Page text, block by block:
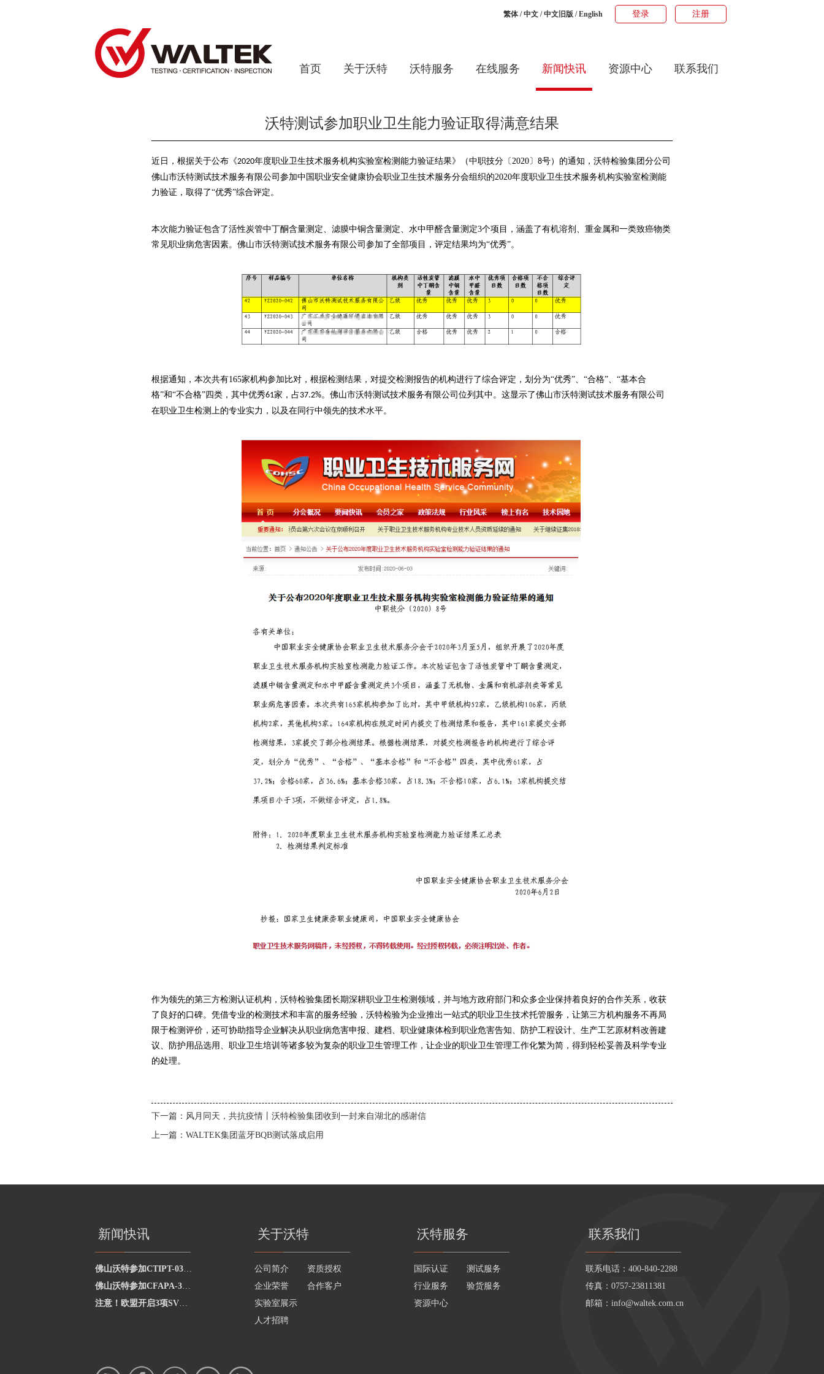
登录 注册
繁体/中文/中文旧版/English
首页 关于沃特 沃特服务 在线服务 新闻快讯 资源中心 联系我们
沃特测试参加职业卫生能力验证取得满意结果
近日，根据关于公布 《2020年度职业卫生技术服务机构实验室检测能力验证结果》（中职技分〔2020〕 8号） 的通知 ，沃特检验集团分公司
佛山市沃特测试技术服务有限公司参加中国职业安全健康协会职业卫生技术服务分会组织的2020年度职业卫生技术服务机构实验室检测能
力验证，取得了“优秀”综合评定。
本次能力验证包含了活性炭管中丁酮含量测定、滤膜中铜含量测定、水中甲醛含量测定3个项目，涵盖了有机溶剂、重金属和一类致癌物类
常见职业病危害因素。佛山市沃特测试技术服务有限公司参加了全部项目，评定结果均为“优秀”。
根据通知，本次共有165家机构参加比对，根据检测结果，对提交检测报告的机构进行了综合评定，划分为“优秀”、“合格”、“基本合
格”和“不合格”四类，其中优秀61家，占37.2%。佛山市沃特测试技术服务有限公司位列其中。这显示了佛山市沃特测试技术服务有限公司
在职业卫生检测上的专业实力，以及在同行中领先的技术水平。
作为领先的第三方检测认证机构，沃特检验集团长期深耕职业卫生检测领域，并与地方政府部门和众多企业保持着良好的合作关系，收获
了良好的口碑。凭借专业的检测技术和丰富的服务经验，沃特检验为企业推出一站式的职业卫生技术托管服务，让第三方机构服务不再局
限于检测评价，还可协助指导企业解决从职业病危害申报、建档、职业健康体检到职业危害告知、防护工程设计、生产工艺原材料改善建
议、防护用品选用、职业卫生培训等诸多较为复杂的职业卫生管理工作，让企业的职业卫生管理工作化繁为简，得到轻松妥善及科学专业
的处理。
下一篇： 风月同天，共抗疫情丨沃特检验集团收到一封来自湖北的感谢信
上一篇： WALTEK集团蓝牙BQB测试落成启用
新闻快讯
佛山沃特参加CTIPT-0325002水中总大肠菌群的测定能力验证 获“满意”结果
佛山沃特参加CFAPA-3110食品包装用原纸中铅的测定能力验证计划 获“满意”结果
注意！欧盟开启3项SVHC物质的公众评议
关于沃特
公司简介
资质授权
企业荣誉
合作客户
实验室展示
人才招聘
沃特服务
国际认证
测试服务
行业服务
验货服务
资源中心
联系我们
联系电话：400-840-2288
传真：0757-23811381
邮箱： info@waltek.com.cn